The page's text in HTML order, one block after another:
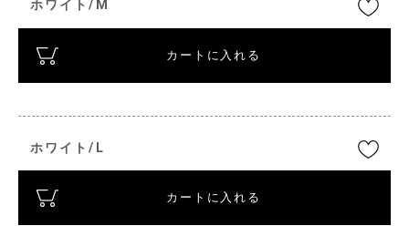
ホワイト/M
カートに入れる
ホワイト/L
カートに入れる